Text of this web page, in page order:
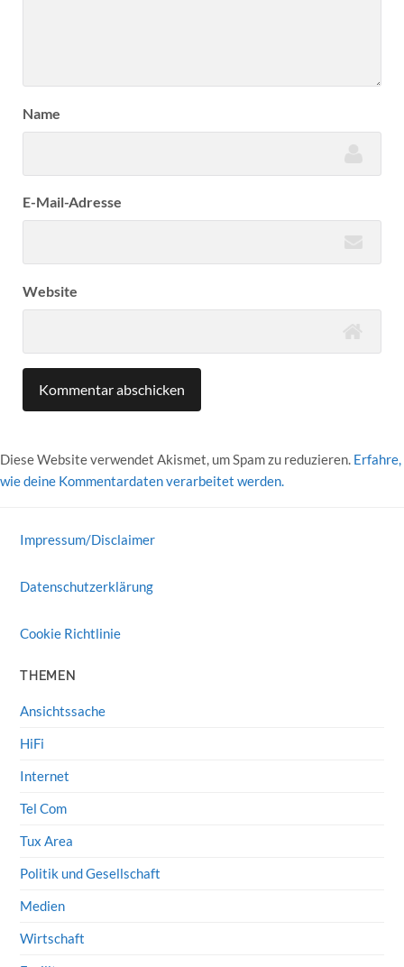
Name
E-Mail-Adresse
Website
Diese Website verwendet Akismet, um Spam zu reduzieren. Erfahre,
wie deine Kommentardaten verarbeitet werden.
Impressum/Disclaimer
Datenschutzerklärung
Cookie Richtlinie
THEMEN
Ansichtssache
HiFi
Internet
Tel Com
Tux Area
Politik und Gesellschaft
Medien
Wirtschaft